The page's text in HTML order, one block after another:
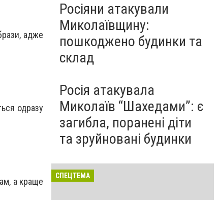
адже
одразу
а краще
Росіяни атакували
Миколаївщину:
пошкоджено будинки та
склад
Росія атакувала
Миколаїв “Шахедами”: є
загибла, поранені діти
та зруйновані будинки
СПЕЦТЕМА